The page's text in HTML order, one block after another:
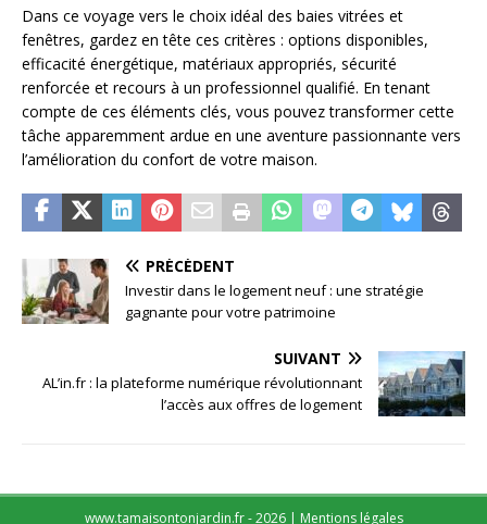
Dans ce voyage vers le choix idéal des baies vitrées et
fenêtres, gardez en tête ces critères : options disponibles,
efficacité énergétique, matériaux appropriés, sécurité
renforcée et recours à un professionnel qualifié. En tenant
compte de ces éléments clés, vous pouvez transformer cette
tâche apparemment ardue en une aventure passionnante vers
l’amélioration du confort de votre maison.
PRÉCÉDENT
Investir dans le logement neuf : une stratégie
gagnante pour votre patrimoine
SUIVANT
AL’in.fr : la plateforme numérique révolutionnant
l’accès aux offres de logement
www.tamaisontonjardin.fr - 2026 | Mentions légales